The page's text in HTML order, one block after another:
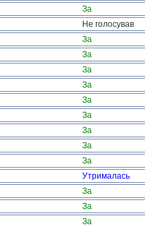
За
Не голосував
За
За
За
За
За
За
За
За
За
Утрималась
За
За
За